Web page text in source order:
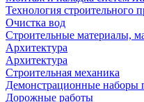
Технология строительного
Очистка вод
Строительные материалы,
Архитектура
Архитектура
Cтроительная механика
Демонстрационные наборы
Дорожные работы